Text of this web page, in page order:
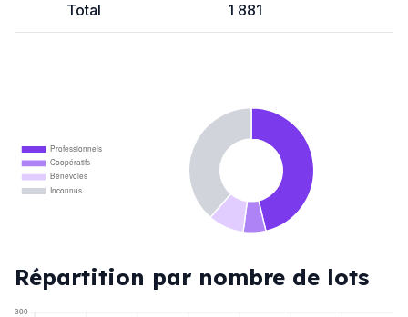
Total 1 881
Professionnels
Coopératifs
Bénévoles
Inconnus
Répartition par nombre de lots
300